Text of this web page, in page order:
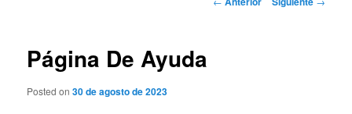
Página De Ayuda
Posted on30 de agosto de 2023